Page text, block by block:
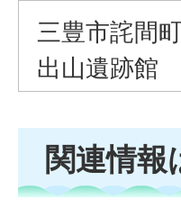
三豊市詫間
出山遺跡館
関連情報